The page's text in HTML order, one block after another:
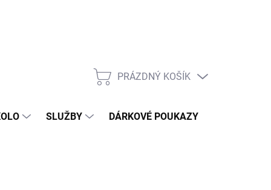
NÁKUPNÍ
PRÁZDNÝ KOŠÍK
SLUŽBY DÁRKOVÉ POUKAZY